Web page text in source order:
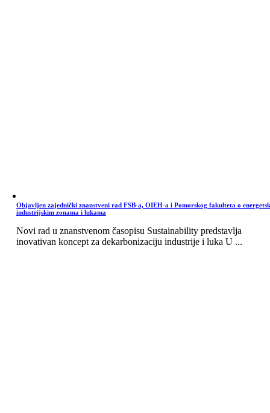
Objavljen zajednički znanstveni rad FSB-a, OIEH-a i Pomorskog fakulteta o
industrijskim zonama i lukama
Novi rad u znanstvenom časopisu Sustainability predstavlja
inovativan koncept za dekarbonizaciju industrije i luka U ...